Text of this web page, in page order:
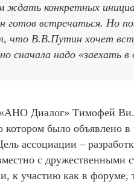
ждать конкретных
готов встречаться. Но
что В.В.Путин хочет
сначала надо «заехать в
Диалог» Тимофей Ви.
было объявлено
ассоциации –
с дружественными
к участию как в форуме,